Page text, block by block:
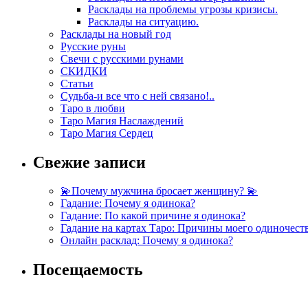
Расклады на проблемы угрозы кризисы.
Расклады на ситуацию.
Расклады на новый год
Русские руны
Свечи с русскими рунами
СКИДКИ
Статьи
Судьба-и все что с ней связано!..
Таро в любви
Таро Магия Наслаждений
Таро Магия Сердец
Свежие записи
💫Почему мужчина бросает женщину? 💫
Гадание: Почему я одинока?
Гадание: По какой причине я одинока?
Гадание на картах Таро: Причины моего
Онлайн расклад: Почему я одинока?
Посещаемость